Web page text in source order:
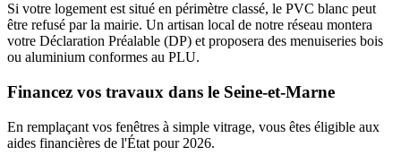
Si votre logement est situé en périmètre classé, le PVC blanc peut
être refusé par la mairie. Un artisan local de notre réseau montera
votre Déclaration Préalable (DP) et proposera des menuiseries bois
ou aluminium conformes au PLU.
Financez vos travaux dans le Seine-et-Marne
En remplaçant vos fenêtres à simple vitrage, vous êtes éligible aux
aides financières de l'État pour 2026.